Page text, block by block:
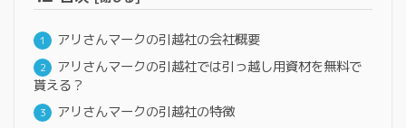
アリさんマークの引越社の会社概要
アリさんマークの引越社では引っ越し用資材を無料で
貰える？
アリさんマークの引越社の特徴